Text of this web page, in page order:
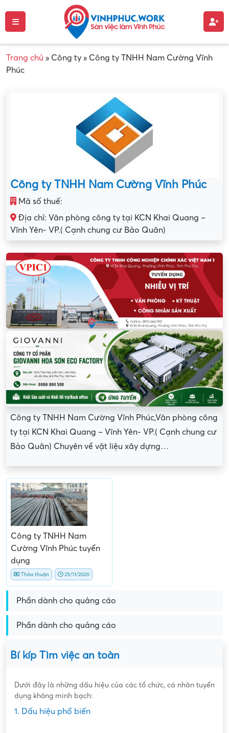
Trang chủ » Công ty » Công ty TNHH Nam Cường Vĩnh
Phúc
Công ty TNHH Nam Cường Vĩnh Phúc
Mã số thuế:
Địa chỉ: Văn phòng công ty tại KCN Khai Quang –
Vĩnh Yên- VP.( Cạnh chung cư Bảo Quân)
Công ty TNHH Nam Cường Vĩnh Phúc,Văn phòng công
ty tại KCN Khai Quang – Vĩnh Yên- VP.( Cạnh chung cư
Bảo Quân) Chuyên về vật liệu xây dựng…
Công ty TNHH Nam
Cường Vĩnh Phúc tuyển
dụng
Thỏa thuận 25/11/2020
Phần dành cho quảng cáo
Phần dành cho quảng cáo
Bí kíp Tìm việc an toàn
Dưới đây là những dấu hiệu của các tổ chức, cá nhân tuyển
dụng không minh bạch:
1. Dấu hiệu phổ biến